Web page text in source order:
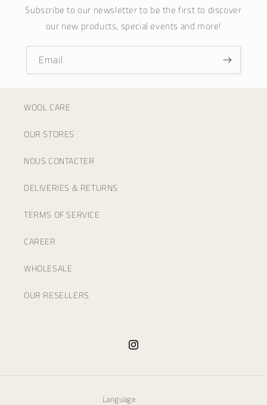
Subscribe to our newsletter to be the first to discover
our new products, special events and more!
Email
WOOL CARE
OUR STORES
NOUS CONTACTER
DELIVERIES & RETURNS
TERMS OF SERVICE
CAREER
WHOLESALE
OUR RESELLERS
Instagram
Language